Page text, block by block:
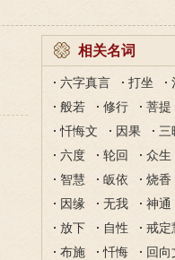
相关名词
六字真言 打坐
般若
修行 菩提
忏悔文
因果 三
六度
轮回 众生
智慧
皈依 烧香
因缘
无我 神通
放下
自性 戒定
布施
忏悔 回向